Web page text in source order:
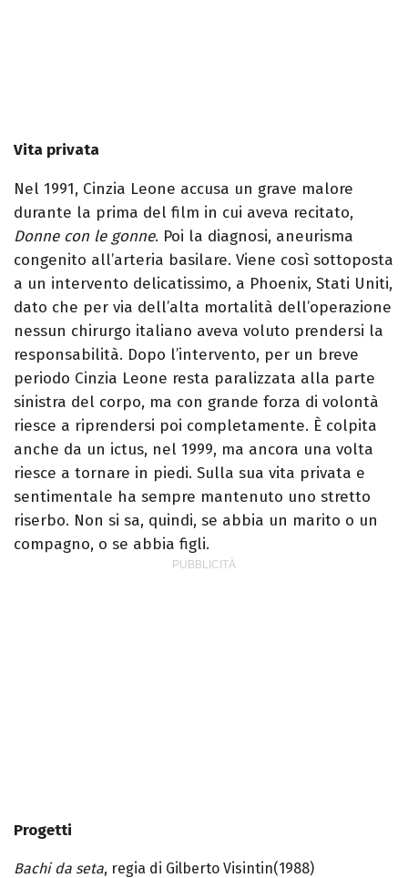
Vita privata
Nel 1991, Cinzia Leone accusa un grave malore
durante la prima del film in cui aveva recitato,
Donne con le gonne. Poi la diagnosi, aneurisma
congenito all’arteria basilare. Viene così sottoposta
a un intervento delicatissimo, a Phoenix, Stati Uniti,
dato che per via dell’alta mortalità dell’operazione
nessun chirurgo italiano aveva voluto prendersi la
responsabilità. Dopo l’intervento, per un breve
periodo Cinzia Leone resta paralizzata alla parte
sinistra del corpo, ma con grande forza di volontà
riesce a riprendersi poi completamente. È colpita
anche da un ictus, nel 1999, ma ancora una volta
riesce a tornare in piedi. Sulla sua vita privata e
sentimentale ha sempre mantenuto uno stretto
riserbo. Non si sa, quindi, se abbia un marito o un
compagno, o se abbia figli.
Progetti
Bachi da seta, regia di Gilberto Visintin(1988)